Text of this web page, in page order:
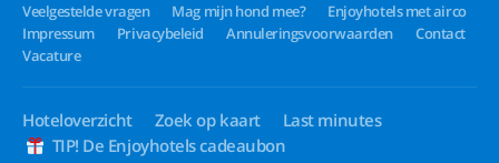
Veelgestelde vragen Mag mijn hond mee?
Enjoyhotels met airco
Impressum
Privacybeleid Annuleringsvoorwaarden
Contact
Vacature
Hoteloverzicht Zoek op kaart
Last minutes
TIP! De Enjoyhotels cadeaubon